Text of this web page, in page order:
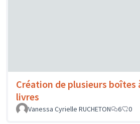
Création de plusieurs boîtes
livres
Vanessa Cyrielle RUCHETON
6 0